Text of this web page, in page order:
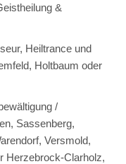
&
Heiltrance und
Holtbaum oder
/
Sassenberg,
Versmold,
Herzebrock-Clarholz,